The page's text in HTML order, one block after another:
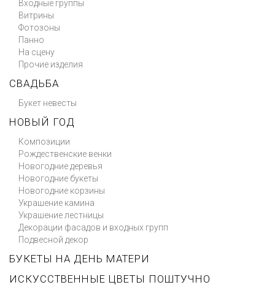
Входные группы
Витрины
Фотозоны
Панно
На сцену
Прочие изделия
СВАДЬБА
Букет невесты
НОВЫЙ ГОД
Композиции
Рождественские венки
Новогодние деревья
Новогодние букеты
Новогодние корзины
Украшение камина
Украшение лестницы
Декорации фасадов и входных групп
Подвесной декор
БУКЕТЫ НА ДЕНЬ МАТЕРИ
ИСКУССТВЕННЫЕ ЦВЕТЫ ПОШТУЧНО